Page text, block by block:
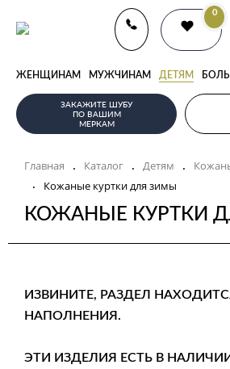
0
ЖЕНЩИНАМ МУЖЧИНАМ ДЕТЯМ
ЗАКАЖИТЕ ШУБУ
ПО ВАШИМ
МЕРКАМ
Главная . Каталог . Детям .
. Кожаные куртки для зимы
КОЖАНЫЕ КУРТКИ
ИЗВИНИТЕ, РАЗДЕЛ
НАПОЛНЕНИЯ.
ЭТИ ИЗДЕЛИЯ ЕСТЬ В